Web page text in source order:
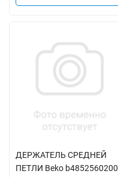
ДЕРЖАТЕЛЬ СРЕДНЕЙ
ПЕТЛИ Beko b4852560200